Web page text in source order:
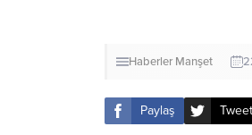
Haberler Manşet
Paylaş